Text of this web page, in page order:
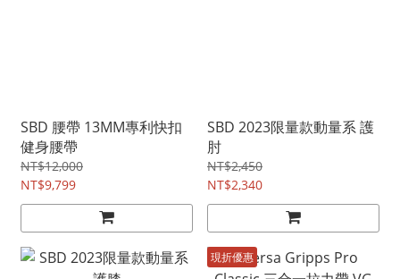
SBD 腰帶 13MM專利快扣
健身腰帶
NT$12,000
NT$9,799
SBD 2023限量款動量系 護
肘
NT$2,450
NT$2,340
現折優惠